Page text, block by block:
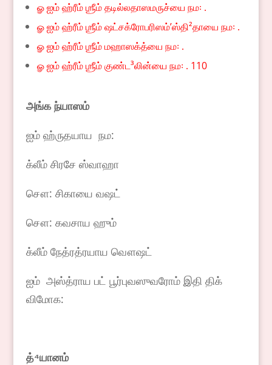
ௐ ஐம் ஹ்ரீம் ஶ்ரீம் தடில்லதாஸமருச்யை நம꞉ .
ௐ ஐம் ஹ்ரீம் ஶ்ரீம் ஷட்சக்ரோபரிஸம்ʼஸ்தி²தாயை நம꞉ .
ௐ ஐம் ஹ்ரீம் ஶ்ரீம் மஹாஸக்த்யை நம꞉ .
ௐ ஐம் ஹ்ரீம் ஶ்ரீம் குண்ட³லின்யை நம꞉ . 110
அங்கந்யாஸம்
ஐம் ஹ்ருதயாய நம:
க்லீம் சிரசே ஸ்வாஹா
சௌ: சிகாயை வஷட்
சௌ: கவசாய ஹும்
க்லீம் நேத்ரத்ரயாய வௌஷட்
ஐம் அஸ்த்ராய பட் பூர்புவஸுவரோம் இதி திக்
விமோக:
த்⁴யானம்